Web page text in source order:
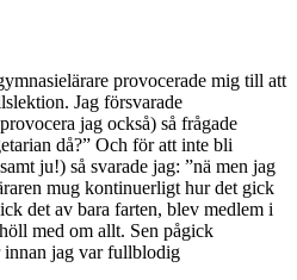
provocerade mig till att
Jag försvarade
jag också) så frågade
då?” Och för att inte bli
ju!) så svarade jag: ”nä men jag
mug kontinuerligt hur det gick
det av bara farten, blev medlem i
med om allt. Sen pågick
innan jag var fullblodig